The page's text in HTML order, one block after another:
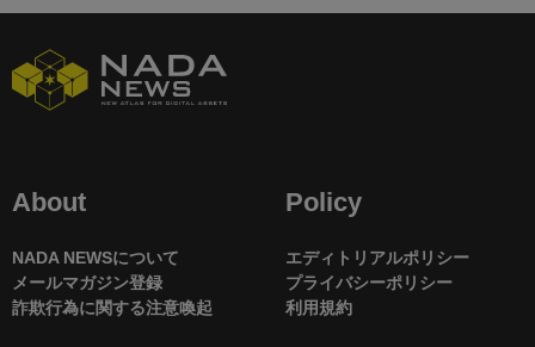
About
NADA NEWSについて
メールマガジン登録
詐欺行為に関する注意喚起
Policy
エディトリアルポリシー
プライバシーポリシー
利用規約